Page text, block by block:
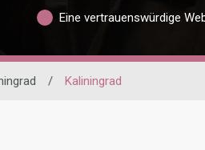
Eine vertrauenswürdige
/ Kaliningrad